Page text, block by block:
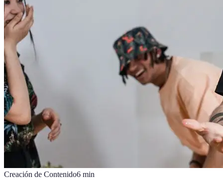
Creación de Contenido6 min